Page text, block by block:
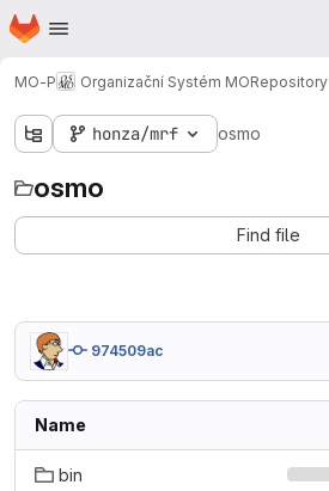
Skip to main content
Homepage
MO-P Organizační Systém MORepository
honza/mrf osmo
osmo
Find file
974509ac
Name
bin